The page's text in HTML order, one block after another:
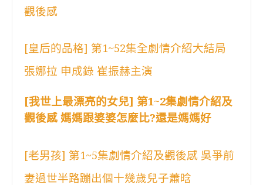
觀後感
[皇后的品格] 第1~52集全劇情介紹大結局
張娜拉 申成錄 崔振赫主演
[我世上最漂亮的女兒] 第1~2集劇情介紹及
觀後感 媽媽跟婆婆怎麼比?還是媽媽好
[老男孩] 第1~5集劇情介紹及觀後感 吳爭前
妻過世半路蹦出個十幾歲兒子蕭晗